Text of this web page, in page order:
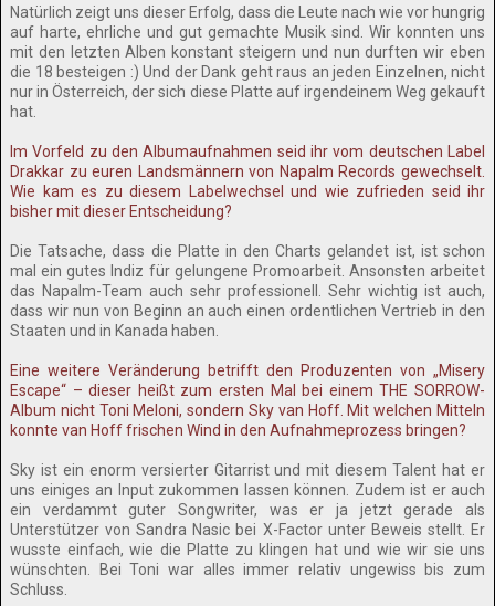
Natürlich zeigt uns dieser Erfolg, dass die Leute nach wie vor hungrig
auf harte, ehrliche und gut gemachte Musik sind. Wir konnten uns
mit den letzten Alben konstant steigern und nun durften wir eben
die 18 besteigen :) Und der Dank geht raus an jeden Einzelnen, nicht
nur in Österreich, der sich diese Platte auf irgendeinem Weg gekauft
hat.
Im Vorfeld zu den Albumaufnahmen seid ihr vom deutschen Label
Drakkar zu euren Landsmännern von Napalm Records gewechselt.
Wie kam es zu diesem Labelwechsel und wie zufrieden seid ihr
bisher mit dieser Entscheidung?
Die Tatsache, dass die Platte in den Charts gelandet ist, ist schon
mal ein gutes Indiz für gelungene Promoarbeit. Ansonsten arbeitet
das Napalm-Team auch sehr professionell. Sehr wichtig ist auch,
dass wir nun von Beginn an auch einen ordentlichen Vertrieb in den
Staaten und in Kanada haben.
Eine weitere Veränderung betrifft den Produzenten von „Misery
Escape“ – dieser heißt zum ersten Mal bei einem THE SORROW-
Album nicht Toni Meloni, sondern Sky van Hoff. Mit welchen Mitteln
konnte van Hoff frischen Wind in den Aufnahmeprozess bringen?
Sky ist ein enorm versierter Gitarrist und mit diesem Talent hat er
uns einiges an Input zukommen lassen können. Zudem ist er auch
ein verdammt guter Songwriter, was er ja jetzt gerade als
Unterstützer von Sandra Nasic bei X-Factor unter Beweis stellt. Er
wusste einfach, wie die Platte zu klingen hat und wie wir sie uns
wünschten. Bei Toni war alles immer relativ ungewiss bis zum
Schluss.